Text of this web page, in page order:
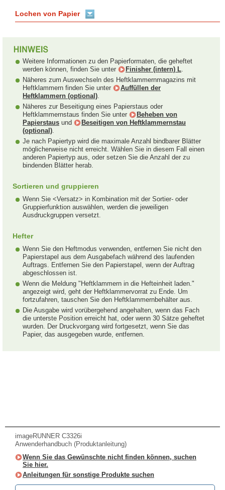
Lochen von Papier
Weitere Informationen zu den Papierformaten, die geheftet
werden können, finden Sie unter
Finisher (intern) L
Näheres zum Auswechseln des Heftklammernmagazins mit
Heftklammern finden Sie unter
Auffüllen der
Heftklammern (optional)
Näheres zur Beseitigung eines Papierstaus oder
Heftklammernstaus finden Sie unter
Beheben von
Papierstaus und
Beseitigen von Heftklammernstau
(optional)
Je nach Papiertyp wird die maximale Anzahl bindbarer Blätter
möglicherweise nicht erreicht. Wählen Sie in diesem Fall einen
anderen Papiertyp aus, oder setzen Sie die Anzahl der zu
bindenden Blätter herab.
Sortieren und gruppieren
Wenn Sie <Versatz> in Kombination mit der Sortier- oder
Gruppierfunktion auswählen, werden die jeweiligen
Ausdruckgruppen versetzt.
Hefter
Wenn Sie den Heftmodus verwenden, entfernen Sie nicht den
Papierstapel aus dem Ausgabefach während des laufenden
Auftrags. Entfernen Sie den Papierstapel, wenn der Auftrag
abgeschlossen ist.
Wenn die Meldung "Heftklammern in die Hefteinheit laden."
angezeigt wird, geht der Heftklammervorrat zu Ende. Um
fortzufahren, tauschen Sie den Heftklammernbehälter aus.
Die Ausgabe wird vorübergehend angehalten, wenn das Fach
die unterste Position erreicht hat, oder wenn 30 Sätze geheftet
wurden. Der Druckvorgang wird fortgesetzt, wenn Sie das
Papier, das ausgegeben wurde, entfernen.
imageRUNNER C3326i
Anwenderhandbuch (Produktanleitung)
Wenn Sie das Gewünschte nicht finden können, suchen
Sie hier.
Anleitungen für sonstige Produkte suchen